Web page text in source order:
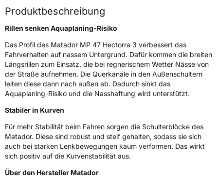
EU Label
EffizienzD
Nasshaftung C
Rollgeräusch (Klasse) B
Rollgeräusch (dB)72
FahrzeugklasseC1
3PMSF / Schneeflockensymbol / Alpine-SymbolNein
EisgripNein
EPREL ID492428
Produktbeschreibung
Rillen senken Aquaplaning-Risiko
Das Profil des Matador MP 47 Hectorra 3 verbessert das
Fahrverhalten auf nassem Untergrund. Dafür kommen die breiten
Längsrillen zum Einsatz, die bei regnerischem Wetter Nässe von
der Straße aufnehmen. Die Querkanäle in den Außenschultern
leiten diese dann nach außen ab. Dadurch sinkt das
Aquaplaning-Risiko und die Nasshaftung wird unterstützt.
Stabiler in Kurven
Für mehr Stabilität beim Fahren sorgen die Schulterblöcke des
Matador. Diese sind robust und steif gehalten, sodass sie sich
auch bei starken Lenkbewegungen kaum verformen. Das wirkt
sich positiv auf die Kurvenstabilität aus.
Über den Hersteller Matador